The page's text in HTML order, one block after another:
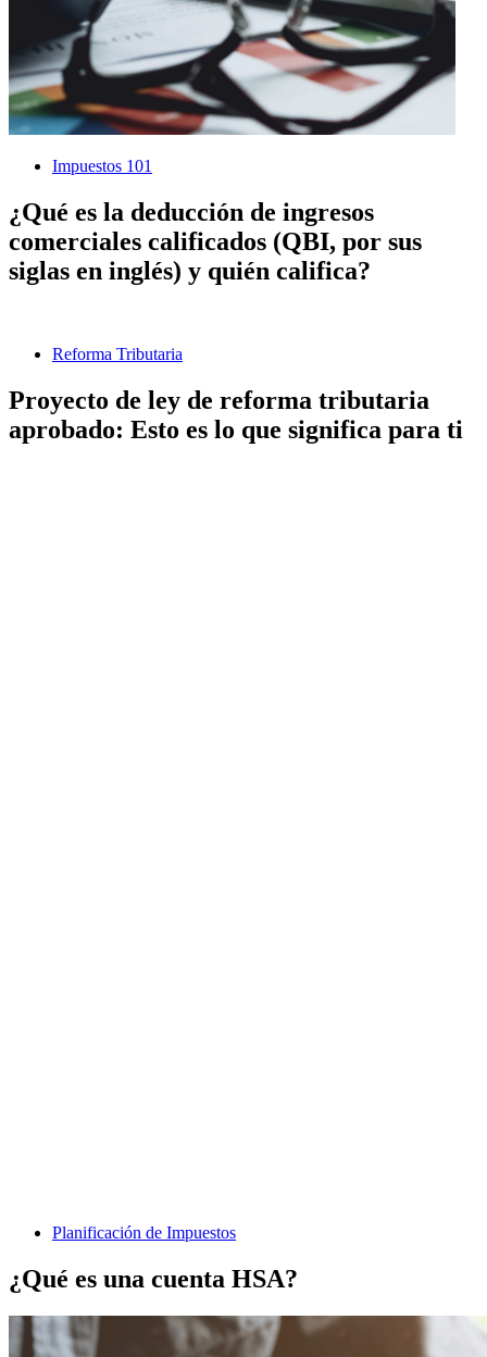
Impuestos 101
¿Qué es la deducción de ingresos
comerciales calificados (QBI, por sus
siglas en inglés) y quién califica?
Reforma Tributaria
Proyecto de ley de reforma tributaria
aprobado: Esto es lo que significa para ti
Planificación de Impuestos
¿Qué es una cuenta HSA?